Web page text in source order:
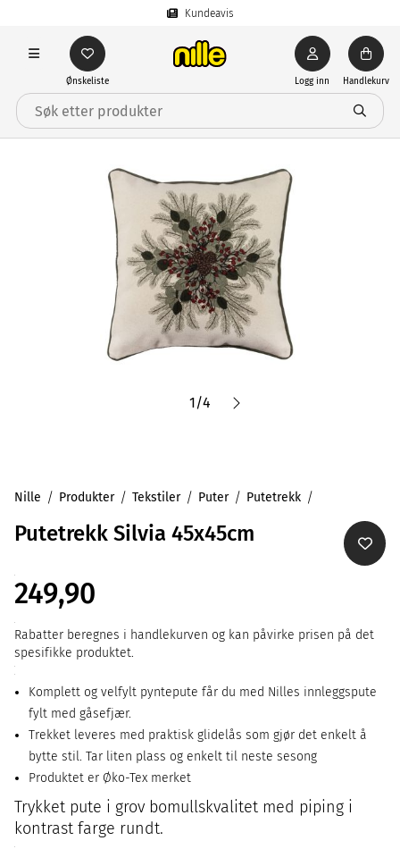
Kundeavis
Ønskeliste Logg inn Handlekurv
1/4
Nille Produkter Tekstiler Puter Putetrekk
Putetrekk Silvia 45x45cm
249,90
Rabatter beregnes i handlekurven og kan påvirke prisen på det
spesifikke produktet.
Komplett og velfylt pyntepute får du med Nilles innleggspute
fylt med gåsefjær.
Trekket leveres med praktisk glidelås som gjør det enkelt å
bytte stil. Tar liten plass og enkelt til neste sesong
Produktet er Øko-Tex merket
Trykket pute i grov bomullskvalitet med piping i
kontrast farge rundt.